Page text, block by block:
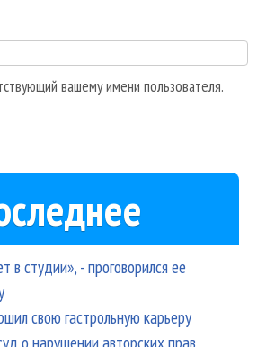
вашему имени пользователя.
в студии», - проговорился ее
свою гастрольную карьеру
о нарушении авторских прав